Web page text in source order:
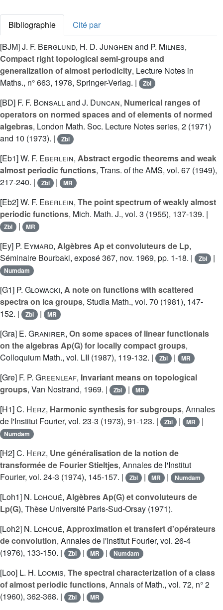
Bibliographie
Cité par
[BJM]J. F. Berglund, H. D. Junghen and P. Milnes,
Compact right topological semi-groups and
generalization of almost periodicity, Lecture Notes in
Maths., n° 663, 1978, Springer-Verlag. |
Zbl
[BD] F. F. Bonsalland J. Duncan, Numerical ranges of
operators on normed spaces and of elements of normed
algebras, London Math. Soc. Lecture Notes series, 2 (1971)
and 10 (1973). |
Zbl
[Eb1]W. F. Eberlein, Abstract ergodic theorems and weak
almost periodic functions, Trans. of the AMS, vol. 67 (1949),
217-240. |
Zbl | MR
[Eb2]W. F. Eberlein, The point spectrum of weakly almost
periodic functions, Mich. Math. J., vol. 3 (1955), 137-139. |
Zbl | MR
[Ey] P. Eymard, Algèbres Ap et convoluteurs de Lp,
Séminaire Bourbaki, exposé 367, nov. 1969, pp. 1-18. |
Zbl |
Numdam
[G1] P. Glowacki, A note on functions with scattered
spectra on lca groups, Studia Math., vol. 70 (1981), 147-
152. |
Zbl | MR
[Gra] E. Granirer, On some spaces of linear functionals
on the algebras Ap(G) for locally compact groups,
Colloquium Math., vol. LII (1987), 119-132. |
Zbl | MR
[Gre] F. P. Greenleaf, Invariant means on topological
groups, Van Nostrand, 1969. | Zbl | MR
[H1]C. Herz, Harmonic synthesis for subgroups, Annales
de l'Institut Fourier, vol. 23-3 (1973), 91-123. |
Zbl | MR |
Numdam
[H2]C. Herz, Une généralisation de la notion de
transformée de Fourier Stieltjes, Annales de l'Institut
Fourier, vol. 24-3 (1974), 145-157. |
Zbl | MR | Numdam
[Loh1] N. Lohoué, Algèbres Ap(G) et convoluteurs de
Lp(G), Thèse Université Paris-Sud-Orsay (1971).
[Loh2] N. Lohoué, Approximation et transfert d'opérateurs
de convolution, Annales de l'Institut Fourier, vol. 26-4
(1976), 133-150. |
Zbl | MR | Numdam
[Loo] L. H. Loomis, The spectral characterization of a class
of almost periodic functions, Annals of Math., vol. 72, n° 2
(1960), 362-368. |
Zbl | MR